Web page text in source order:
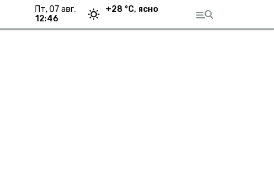
пт, 07 авг.
12:46
+28 °С, ясно